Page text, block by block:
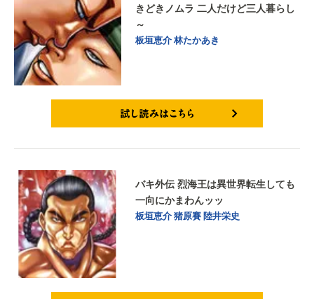
きどきノムラ 二人だけど三人暮らし
～
板垣恵介林たかあき
バキ外伝 烈海王は異世界転生しても
一向にかまわんッッ
板垣恵介猪原賽陸井栄史